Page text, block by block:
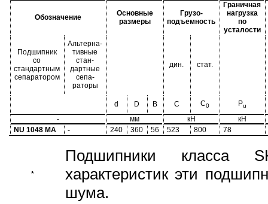
Обозначение
Основные
размеры
Грузо-
подъемность
Граничная
нагрузка
по
усталости
Подшипник
со
стандартным
сепаратором
Альтерна-
тивные
стан-
дартные
сепа-
раторы
дин. стат.
d D B C C0 Pu
- мм кН
кН
NU 1048 MA
- 240 360 56 523 800 78
*
Подшипники класса
характеристик эти
шума.